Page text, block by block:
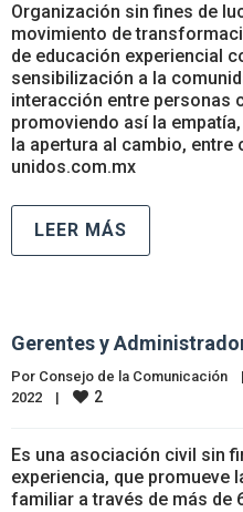
Organización sin fines de
movimiento de
de educación experiencial
sensibilización a la
interacción entre personas
promoviendo así la
la apertura al cambio, entre
unidos.com.mx
LEER MÁS
Gerentes y
Por Consejo de la Comunicación |
2022 | 2
Es una asociación civil sin
experiencia, que promueve
familiar a través de más de